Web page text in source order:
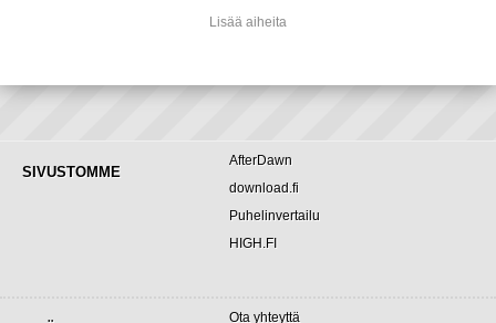
Lisää aiheita
SIVUSTOMME
AfterDawn
download.fi
Puhelinvertailu
HIGH.FI
Ota yhteyttä